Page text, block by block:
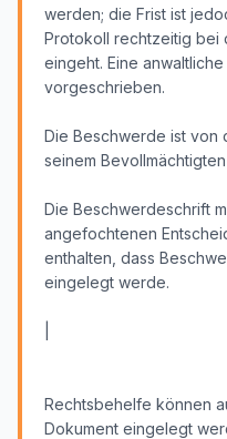
werden; die Frist ist
Protokoll rechtzeitig bei
eingeht. Eine
vorgeschrieben.
Die Beschwerde ist von
seinem
Die Beschwerdeschrift
angefochtenen
enthalten, dass
eingelegt werde.
Rechtsbehelfe können
Dokument eingelegt